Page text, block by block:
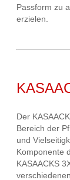
Passform zu
erzielen.
Der
Bereich der
und
Komponente
KASAACKS